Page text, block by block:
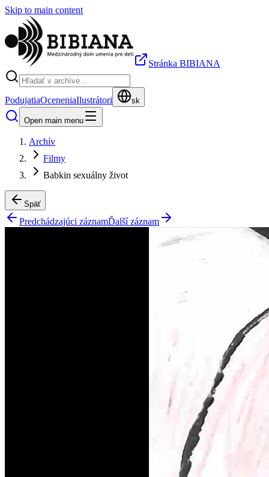
Skip to main content
Stránka BIBIANA
PodujatiaOceneniaIlustrátori sk
Open main menu
Archív
Filmy
Babkin sexuálny život
Späť
Predchádzajúci záznamĎalší záznam